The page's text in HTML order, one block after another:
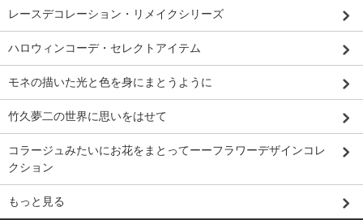
レースデコレーション・リメイクシリーズ
ハロウィンコーデ・セレクトアイテム
モネの描いた光と色を身にまとうように
竹久夢二の世界に思いをはせて
コラージュみたいにお花をまとってーーフラワーデザインコレ
クション
もっと見る